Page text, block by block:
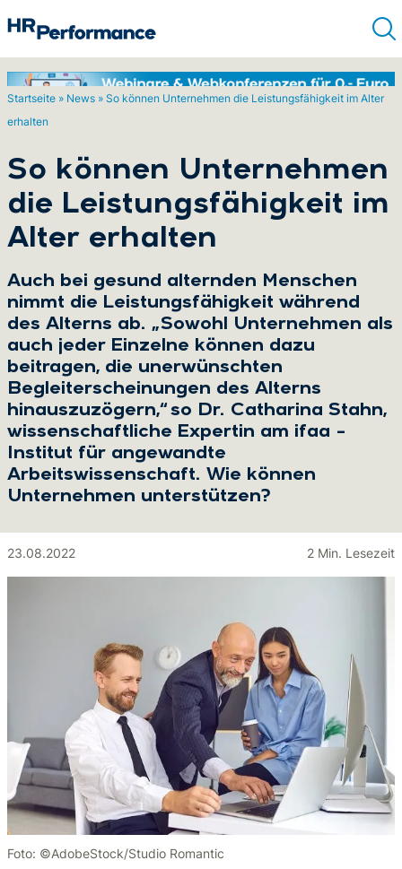
Startseite » News » So können Unternehmen die Leistungsfähigkeit im Alter
erhalten
So können Unternehmen
die Leistungsfähigkeit im
Alter erhalten
Auch bei gesund alternden Menschen
nimmt die Leistungsfähigkeit während
des Alterns ab. „Sowohl Unternehmen als
auch jeder Einzelne können dazu
beitragen, die unerwünschten
Begleiterscheinungen des Alterns
hinauszuzögern,“ so Dr. Catharina Stahn,
wissenschaftliche Expertin am ifaa –
Institut für angewandte
Arbeitswissenschaft. Wie können
Unternehmen unterstützen?
23.08.2022 2 Min. Lesezeit
Foto: ©AdobeStock/Studio Romantic